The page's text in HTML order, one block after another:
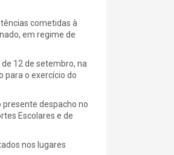
cometidas à
em regime de
12 de setembro, na
para o exercício do
despacho no
Escolares e de
nos lugares